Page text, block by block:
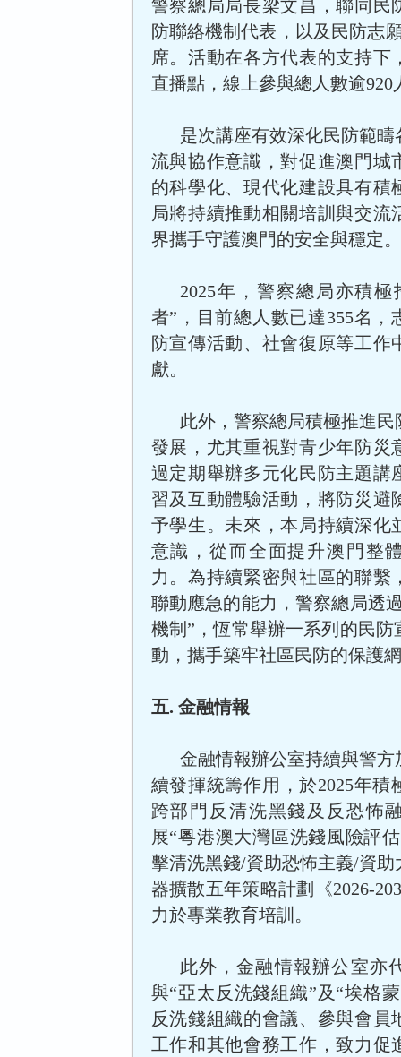
警察總局局長梁文昌，聯同民
防聯絡機制代表，以及民防志
席。活動在各方代表的支持下
直播點，線上參與總人數逾920
是次講座有效深化民防範
流與協作意識，對促進澳門城
的科學化、現代化建設具有積
局將持續推動相關培訓與交流
界攜手守護澳門的安全與穩定。
2025年，警察總局亦積
者”，目前總人數已達355名，
防宣傳活動、社會復原等工作
獻。
此外，警察總局積極推進
發展，尤其重視對青少年防災
過定期舉辦多元化民防主題講
習及互動體驗活動，將防災避
予學生。未來，本局持續深化
意識，從而全面提升澳門整
力。為持續緊密與社區的聯繫
聯動應急的能力，警察總局透
機制”，恆常舉辦一系列的民防
動，攜手築牢社區民防的保護
五. 金融情報
金融情報辦公室持續與警
續發揮統籌作用，於2025年積
跨部門反清洗黑錢及反恐怖
展“粵港澳大灣區洗錢風險評
擊清洗黑錢/資助恐怖主義/資
器擴散五年策略計劃《2026-
力於專業教育培訓。
此外，金融情報辦公室亦
與“亞太反洗錢組織”及“埃格
反洗錢組織的會議、參與會員
工作和其他會務工作，致力促